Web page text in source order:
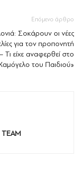
Επόμενο άρθρο
Σοκάρουν οι νέες
για τον προπονητή
Τι είχε αναφερθεί στο
του Παιδιού»